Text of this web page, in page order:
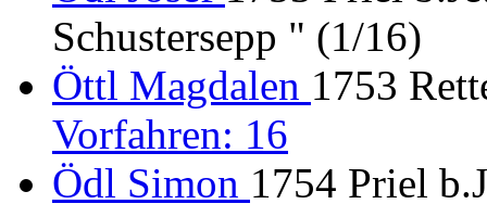
Schustersepp " (1/16)
Öttl Magdalen 1753
Vorfahren: 16
Ödl Simon 1754 Priel